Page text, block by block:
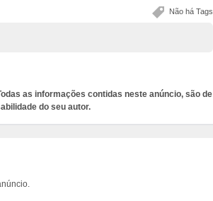
Não há Tags
as informações contidas neste anúncio, são de
do seu autor.